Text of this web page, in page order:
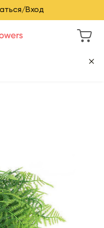
Вход